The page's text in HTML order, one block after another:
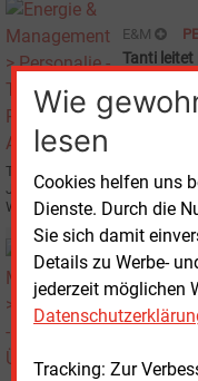
Wie
lesen
Cookies helfen uns
Dienste. Durch die
Sie sich damit
Details zu Werbe-
jederzeit möglichen
Tracking: Zur
E&M
Tanti
Tulsi R. Tanti,
Juni zum neuen
Windkraftanlagen-Herstellers